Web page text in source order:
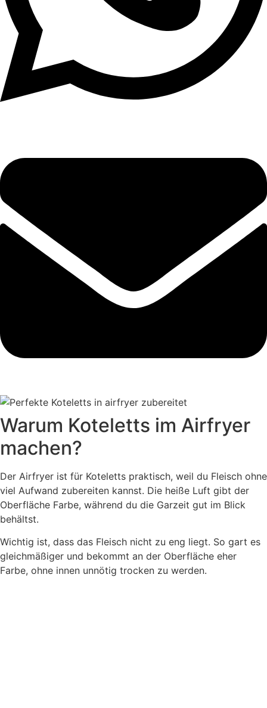
Warum Koteletts im Airfryer
machen?
Der Airfryer ist für Koteletts praktisch, weil du Fleisch ohne
viel Aufwand zubereiten kannst. Die heiße Luft gibt der
Oberfläche Farbe, während du die Garzeit gut im Blick
behältst.
Wichtig ist, dass das Fleisch nicht zu eng liegt. So gart es
gleichmäßiger und bekommt an der Oberfläche eher
Farbe, ohne innen unnötig trocken zu werden.